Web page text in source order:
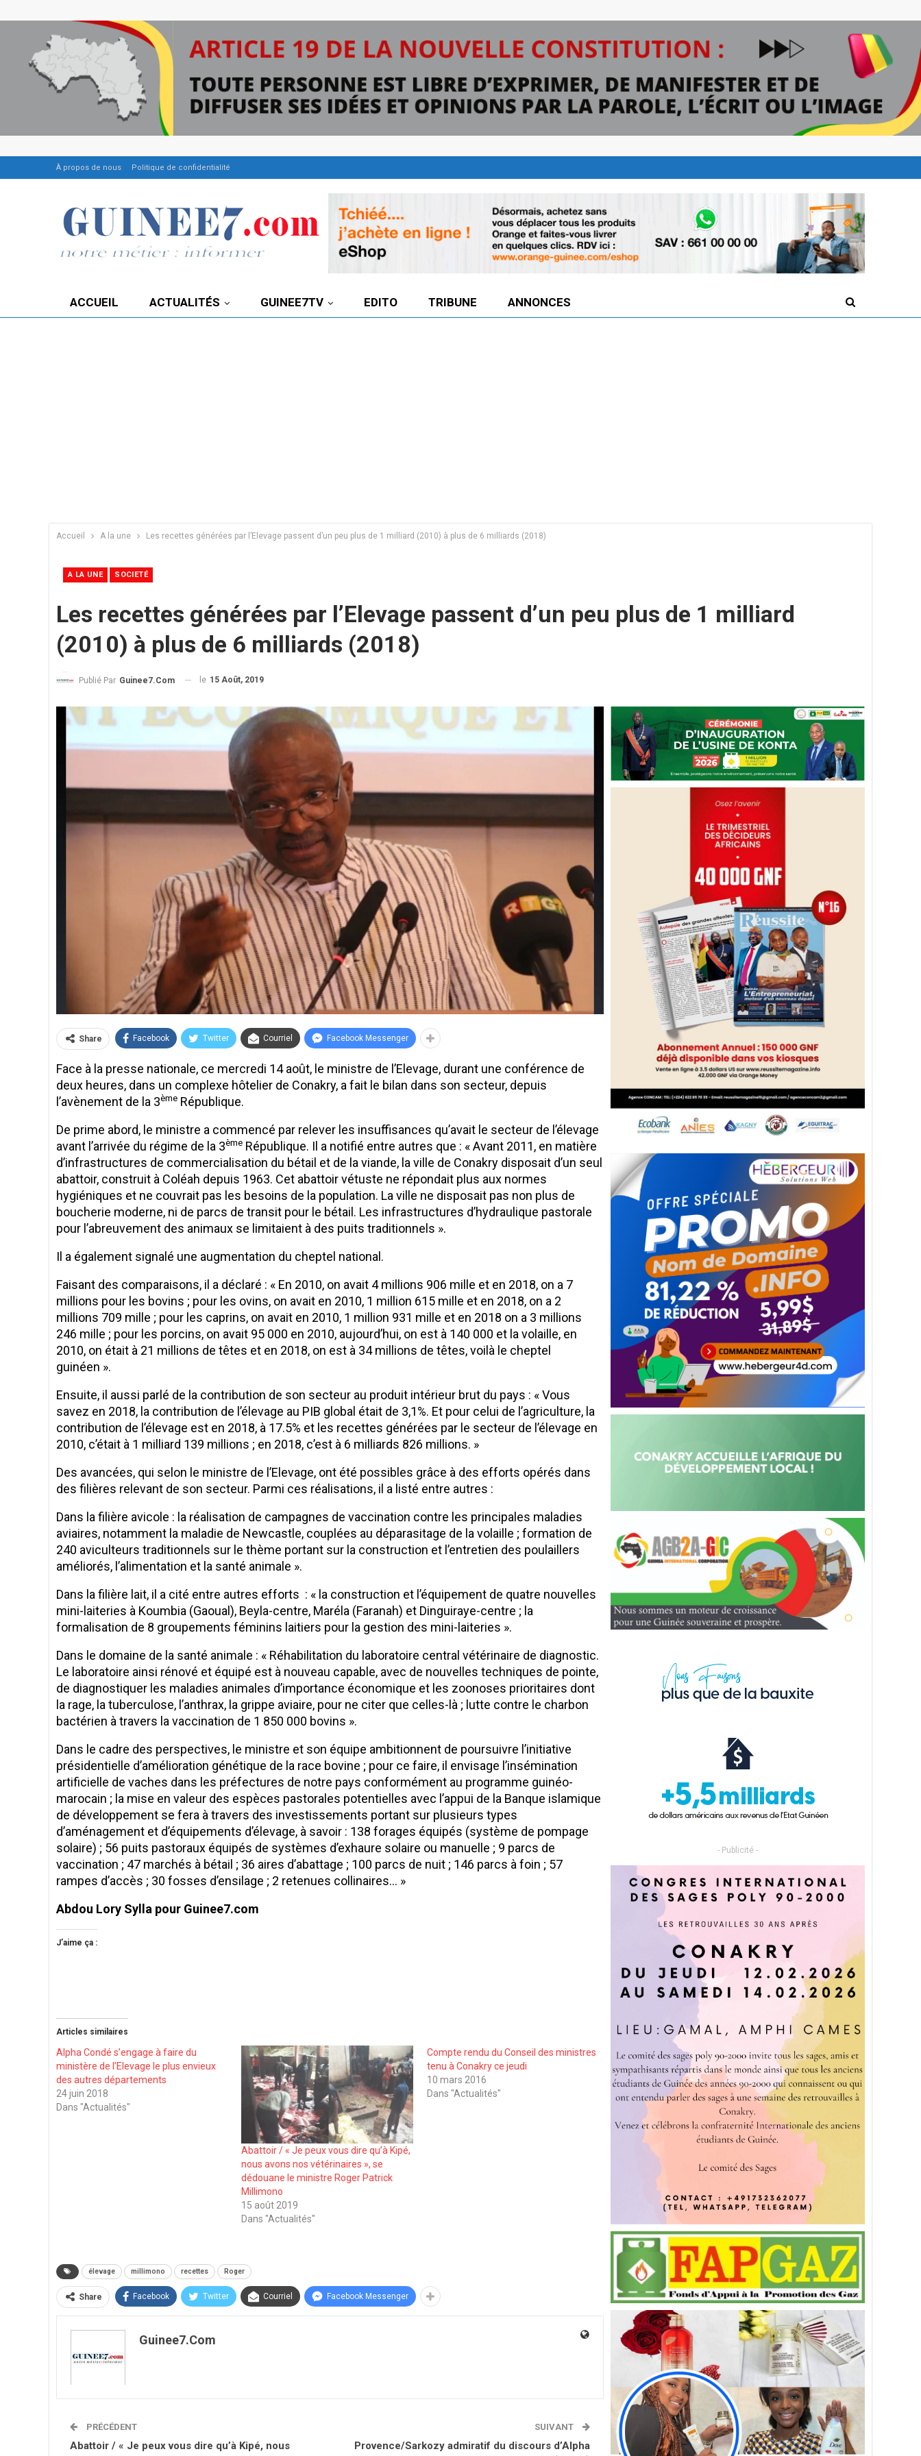
À propos de nous Politique de confidentialité
ACCUEIL ACTUALITÉS GUINEE7TV EDITO TRIBUNE ANNONCES
Accueil A la une Les recettes générées par l’Elevage passent d’un peu plus de 1 milliard (2010) à plus de 6 milliards (2018)
A LA UNE SOCIETÉ
Les recettes générées par l’Elevage passent d’un peu plus de 1 milliard
(2010) à plus de 6 milliards (2018)
Publié Par Guinee7.com le 15 Août, 2019
Share Facebook Twitter Courriel Facebook Messenger
Face à la presse nationale, ce mercredi 14 août, le ministre de l’Elevage, durant une conférence de
deux heures, dans un complexe hôtelier de Conakry, a fait le bilan dans son secteur, depuis
l’avènement de la 3ème République.
De prime abord, le ministre a commencé par relever les insuffisances qu’avait le secteur de l’élevage
avant l’arrivée du régime de la 3ème République. Il a notifié entre autres que : « Avant 2011, en matière
d’infrastructures de commercialisation du bétail et de la viande, la ville de Conakry disposait d’un seul
abattoir, construit à Coléah depuis 1963. Cet abattoir vétuste ne répondait plus aux normes
hygiéniques et ne couvrait pas les besoins de la population. La ville ne disposait pas non plus de
boucherie moderne, ni de parcs de transit pour le bétail. Les infrastructures d’hydraulique pastorale
pour l’abreuvement des animaux se limitaient à des puits traditionnels ».
Il a également signalé une augmentation du cheptel national.
Faisant des comparaisons, il a déclaré : « En 2010, on avait 4 millions 906 mille et en 2018, on a 7
millions pour les bovins ; pour les ovins, on avait en 2010, 1 million 615 mille et en 2018, on a 2
millions 709 mille ; pour les caprins, on avait en 2010, 1 million 931 mille et en 2018 on a 3 millions
246 mille ; pour les porcins, on avait 95 000 en 2010, aujourd’hui, on est à 140 000 et la volaille, en
2010, on était à 21 millions de têtes et en 2018, on est à 34 millions de têtes, voilà le cheptel
guinéen ».
Ensuite, il aussi parlé de la contribution de son secteur au produit intérieur brut du pays : « Vous
savez en 2018, la contribution de l’élevage au PIB global était de 3,1%. Et pour celui de l’agriculture, la
contribution de l’élevage est en 2018, à 17.5% et les recettes générées par le secteur de l’élevage en
2010, c’était à 1 milliard 139 millions ; en 2018, c’est à 6 milliards 826 millions. »
Des avancées, qui selon le ministre de l’Elevage, ont été possibles grâce à des efforts opérés dans
des filières relevant de son secteur. Parmi ces réalisations, il a listé entre autres :
Dans la filière avicole : la réalisation de campagnes de vaccination contre les principales maladies
aviaires, notamment la maladie de Newcastle, couplées au déparasitage de la volaille ; formation de
240 aviculteurs traditionnels sur le thème portant sur la construction et l’entretien des poulaillers
améliorés, l’alimentation et la santé animale ».
Dans la filière lait, il a cité entre autres efforts : « la construction et l’équipement de quatre nouvelles
mini-laiteries à Koumbia (Gaoual), Beyla-centre, Maréla (Faranah) et Dinguiraye-centre ; la
formalisation de 8 groupements féminins laitiers pour la gestion des mini-laiteries ».
Dans le domaine de la santé animale : « Réhabilitation du laboratoire central vétérinaire de diagnostic.
Le laboratoire ainsi rénové et équipé est à nouveau capable, avec de nouvelles techniques de pointe,
de diagnostiquer les maladies animales d’importance économique et les zoonoses prioritaires dont
la rage, la tuberculose, l’anthrax, la grippe aviaire, pour ne citer que celles-là ; lutte contre le charbon
bactérien à travers la vaccination de 1 850 000 bovins ».
Dans le cadre des perspectives, le ministre et son équipe ambitionnent de poursuivre l’initiative
présidentielle d’amélioration génétique de la race bovine ; pour ce faire, il envisage l’insémination
artificielle de vaches dans les préfectures de notre pays conformément au programme guinéo-
marocain ; la mise en valeur des espèces pastorales potentielles avec l’appui de la Banque islamique
de développement se fera à travers des investissements portant sur plusieurs types
d’aménagement et d’équipements d’élevage, à savoir : 138 forages équipés (système de pompage
solaire) ; 56 puits pastoraux équipés de systèmes d’exhaure solaire ou manuelle ; 9 parcs de
vaccination ; 47 marchés à bétail ; 36 aires d’abattage ; 100 parcs de nuit ; 146 parcs à foin ; 57
rampes d’accès ; 30 fosses d’ensilage ; 2 retenues collinaires… »
Abdou Lory Sylla pour Guinee7.com
J’aime ça :
Articles similaires
Alpha Condé s’engage à faire du
ministère de l’Elevage le plus envieux
des autres départements
24 juin 2018
Dans "Actualités"
Abattoir / « Je peux vous dire qu’à Kipé,
nous avons nos vétérinaires », se
dédouane le ministre Roger Patrick
Millimono
15 août 2019
Dans "Actualités"
Compte rendu du Conseil des ministres
tenu à Conakry ce jeudi
10 mars 2016
Dans "Actualités"
élevage millimono recettes Roger
Share Facebook Twitter Courriel Facebook Messenger
Guinee7.com
PRÉCÉDENT
Abattoir / « Je peux vous dire qu’à Kipé, nous
SUIVANT
Provence/Sarkozy admiratif du discours d’Alpha
- Publicité -